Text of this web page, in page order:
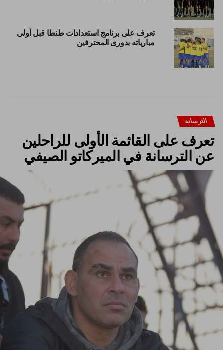
تعرف على برنامج استعدادات طنطا قبل أولى
مبارياته بدورى المحترفين
الترسانة
تعرف على القائمة الأولى للراحلين
عن الترسانة في الميركاتو الصيفي